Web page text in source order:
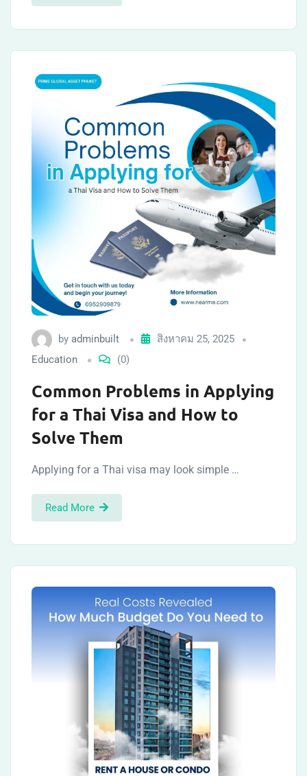
by adminbuilt
สิงหาคม 25, 2025
Education
(0)
Common Problems in Applying
for a Thai Visa and How to
Solve Them
Applying for a Thai visa may look simple …
Read More